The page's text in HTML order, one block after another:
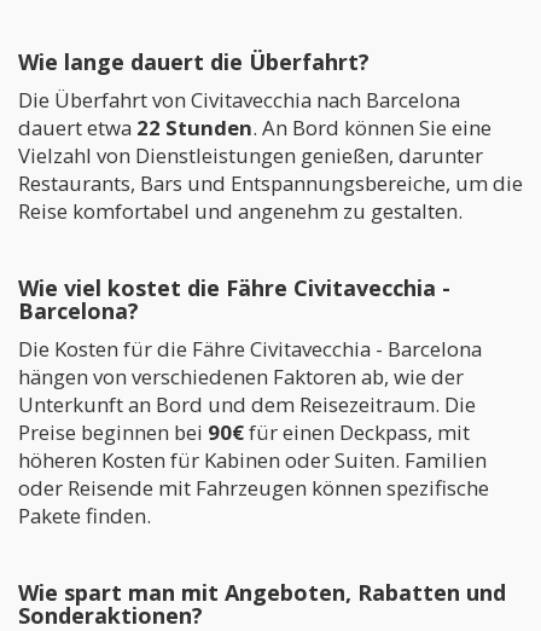
Wie lange dauert die Überfahrt?
Die Überfahrt von Civitavecchia nach Barcelona
dauert etwa 22 Stunden. An Bord können Sie eine
Vielzahl von Dienstleistungen genießen, darunter
Restaurants, Bars und Entspannungsbereiche, um die
Reise komfortabel und angenehm zu gestalten.
Wie viel kostet die Fähre Civitavecchia -
Barcelona?
Die Kosten für die Fähre Civitavecchia - Barcelona
hängen von verschiedenen Faktoren ab, wie der
Unterkunft an Bord und dem Reisezeitraum. Die
Preise beginnen bei 90€für einen Deckpass, mit
höheren Kosten für Kabinen oder Suiten. Familien
oder Reisende mit Fahrzeugen können spezifische
Pakete finden.
Wie spart man mit Angeboten, Rabatten und
Sonderaktionen?